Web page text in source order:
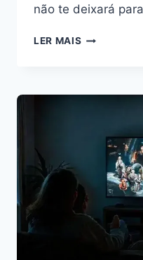
não te deixará
LER MAIS O
FILME
ASSISTA
AGORA
SAIBA
MAIS!